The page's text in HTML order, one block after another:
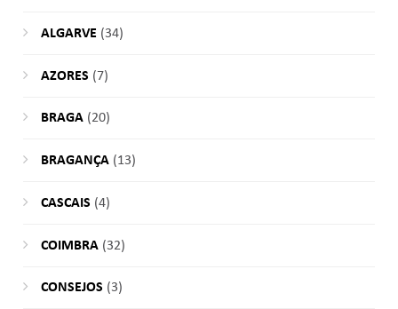
ALGARVE (34)
AZORES (7)
BRAGA(20)
BRAGANÇA(13)
CASCAIS (4)
COIMBRA(32)
CONSEJOS (3)